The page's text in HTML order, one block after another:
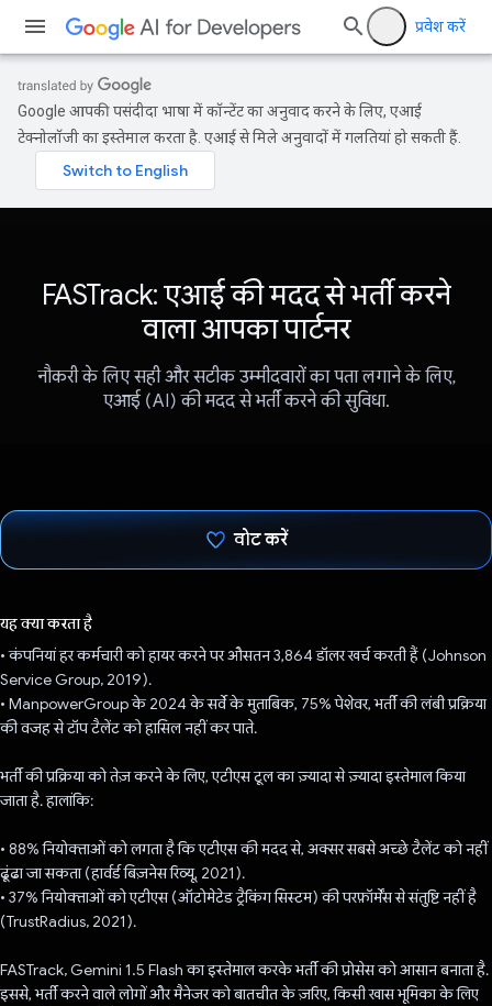
प्रवेश करें
Google आपकी पसंदीदा भाषा में कॉन्टेंट का अनुवाद करने के लिए, एआई
टेक्नोलॉजी का इस्तेमाल करता है. एआई से मिले अनुवादों में गलतियां हो सकती हैं.
FASTrack: एआई की मदद से भर्ती करने
वाला आपका पार्टनर
नौकरी के लिए सही और सटीक उम्मीदवारों का पता लगाने के लिए,
एआई (AI) की मदद से भर्ती करने की सुविधा.
वोट करें
यह क्या करता है
• कंपनियां हर कर्मचारी को हायर करने पर औसतन 3,864 डॉलर खर्च करती हैं (Johnson
Service Group, 2019).
• ManpowerGroup के 2024 के सर्वे के मुताबिक, 75% पेशेवर, भर्ती की लंबी प्रक्रिया
की वजह से टॉप टैलेंट को हासिल नहीं कर पाते.
भर्ती की प्रक्रिया को तेज़ करने के लिए, एटीएस टूल का ज़्यादा से ज़्यादा इस्तेमाल किया
जाता है. हालांकि:
• 88% नियोक्ताओं को लगता है कि एटीएस की मदद से, अक्सर सबसे अच्छे टैलेंट को नहीं
ढूंढा जा सकता (हार्वर्ड बिज़नेस रिव्यू, 2021).
• 37% नियोक्ताओं को एटीएस (ऑटोमेटेड ट्रैकिंग सिस्टम) की परफ़ॉर्मेंस से संतुष्टि नहीं है
(TrustRadius, 2021).
FASTrack, Gemini 1.5 Flash का इस्तेमाल करके भर्ती की प्रोसेस को आसान बनाता है.
इससे, भर्ती करने वाले लोगों और मैनेजर को बातचीत के ज़रिए, किसी खास भूमिका के लिए